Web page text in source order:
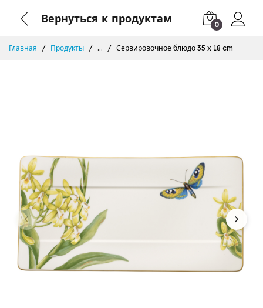
Вернуться к продуктам 0
Главная Продукты ... Сервировочное блюдо 35 x 18 cm